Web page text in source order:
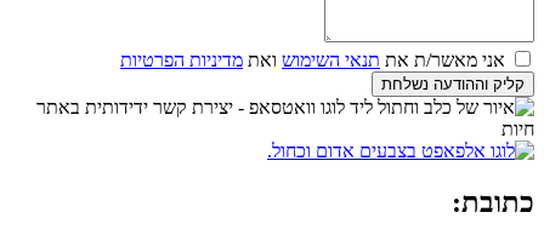
אני מאשר/ת את תנאי השימוש ואת מדיניות הפרטיות
קליק וההודעה נשלחת
כתובת: